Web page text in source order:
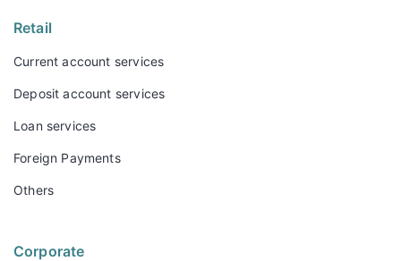
Retail
Current account services
Deposit account services
Loan services
Foreign Payments
Others
Corporate